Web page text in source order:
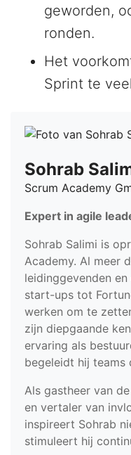
geworden,
ronden.
Het
Sprint te
Sohrab
Scrum Academy
Expert in agile
Sohrab Salimi is
Academy. Al meer
leidinggevenden
start-ups tot
werken om te
zijn diepgaande
ervaring als
begeleidt hij teams
Als gastheer van
en vertaler van
inspireert Sohrab
stimuleert hij